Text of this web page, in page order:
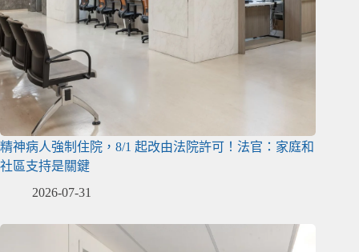
精神病人強制住院，8/1 起改由法院許可！法官：家庭和
社區支持是關鍵
2026-07-31